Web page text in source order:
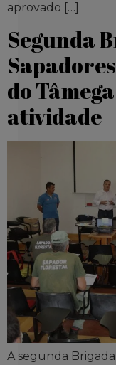
aprovado […]
Segunda
do
atividade
A segunda